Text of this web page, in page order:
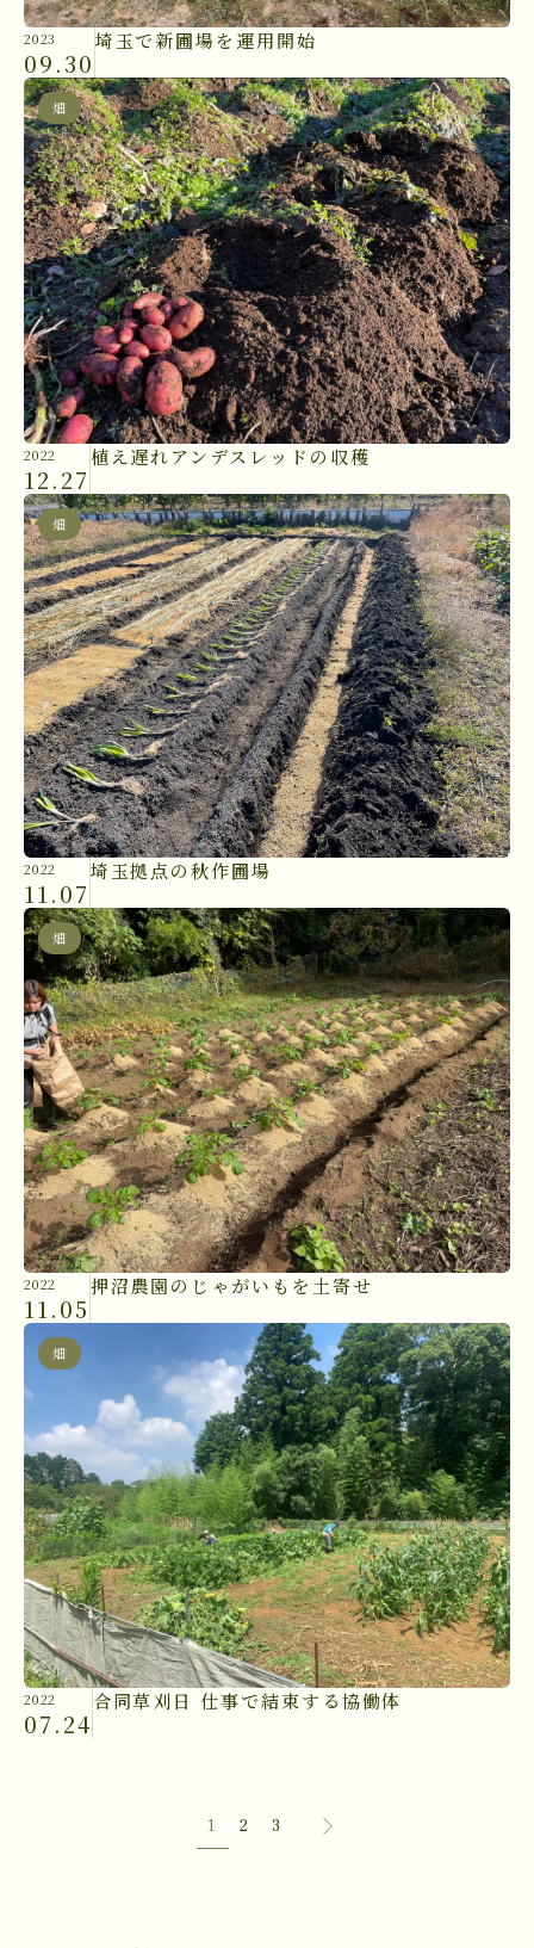
2023
09.30
埼玉で新圃場を運用開始
畑
2022
12.27
植え遅れアンデスレッドの収穫
畑
2022
11.07
埼玉拠点の秋作圃場
畑
2022
11.05
押沼農園のじゃがいもを土寄せ
畑
2022
07.24
合同草刈日 仕事で結束する協働体
1 2 3